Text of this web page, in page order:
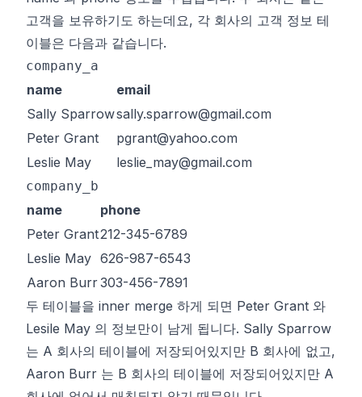
고객을 보유하기도 하는데요, 각 회사의 고객 정보 테
이블은 다음과 같습니다.
company_a
name
email
Sally Sparrowsally.sparrow@gmail.com
Peter Grant
pgrant@yahoo.com
Leslie May
leslie_may@gmail.com
company_b
name
phone
Peter Grant212-345-6789
Leslie May 626-987-6543
Aaron Burr303-456-7891
두 테이블을 inner merge 하게 되면 Peter Grant 와
Lesile May 의 정보만이 남게 됩니다. Sally Sparrow
는 A 회사의 테이블에 저장되어있지만 B 회사에 없고,
Aaron Burr 는 B 회사의 테이블에 저장되어있지만 A